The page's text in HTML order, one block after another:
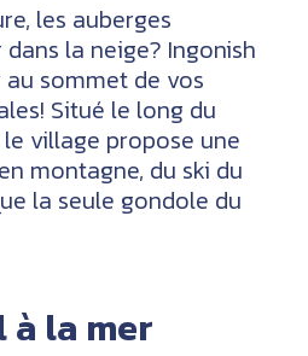
les auberges
la neige? Ingonish
sommet de vos
Situé le long du
village propose une
montagne, du ski du
la seule gondole du
à la mer